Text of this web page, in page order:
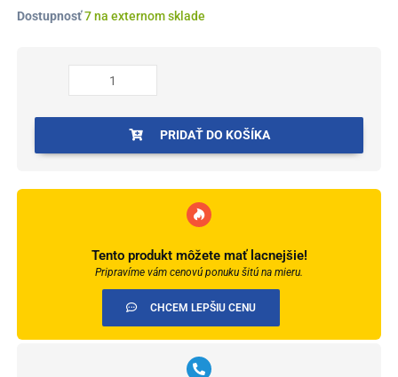
Dostupnosť7 na externom sklade
množstvo
mm
PRIDAŤ DO KOŠÍKA
Tento produkt môžete mať lacnejšie!
Pripravíme vám cenovú ponuku šitú na mieru.
CHCEM LEPŠIU CENU